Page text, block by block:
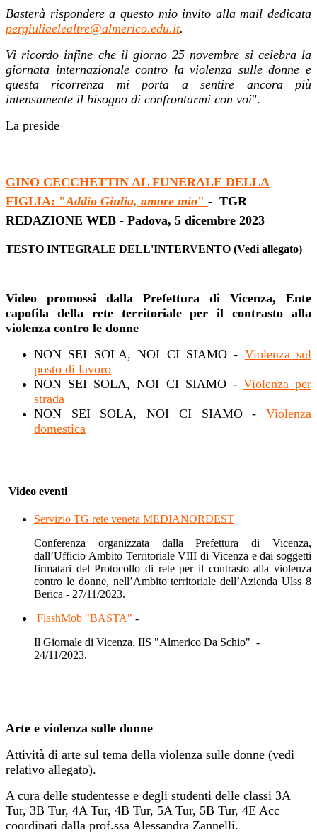
Basterà rispondere a questo mio invito alla mail dedicata
pergiuliaelealtre@almerico.edu.it.
Vi ricordo infine che il giorno 25 novembre si celebra la
giornata internazionale contro la violenza sulle donne e
questa ricorrenza mi porta a sentire ancora più
intensamente il bisogno di confrontarmi con voi".
La preside
GINO CECCHETTIN AL FUNERALE DELLA
FIGLIA: "Addio Giulia, amore mio" - TGR
REDAZIONE WEB - Padova, 5 dicembre 2023
TESTO INTEGRALE DELL'INTERVENTO (Vedi allegato)
Video promossi dalla Prefettura di Vicenza, Ente
capofila della rete territoriale per il contrasto alla
violenza contro le donne
NON SEI SOLA, NOI CI SIAMO - Violenza sul
posto di lavoro
NON SEI SOLA, NOI CI SIAMO - Violenza per
strada
NON SEI SOLA, NOI CI SIAMO - Violenza
domestica
Video eventi
Servizio TG rete veneta MEDIANORDEST
Conferenza organizzata dalla Prefettura di Vicenza,
dall’Ufficio Ambito Territoriale VIII di Vicenza e dai soggetti
firmatari del Protocollo di rete per il contrasto alla violenza
contro le donne, nell’Ambito territoriale dell’Azienda Ulss 8
Berica - 27/11/2023.
FlashMob "BASTA" -
Il Giornale di Vicenza, IIS "Almerico Da Schio" -
24/11/2023.
Arte e violenza sulle donne
Attività di arte sul tema della violenza sulle donne (vedi
relativo allegato).
A cura delle studentesse e degli studenti delle classi 3A
Tur, 3B Tur, 4A Tur, 4B Tur, 5A Tur, 5B Tur, 4E Acc
coordinati dalla prof.ssa Alessandra Zannelli.